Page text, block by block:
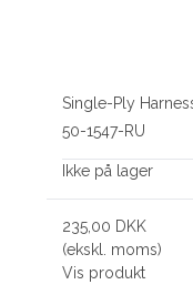
Single-Ply
50-1547-RU
Ikke på lager
235,00 DKK
(ekskl. moms)
Vis produkt